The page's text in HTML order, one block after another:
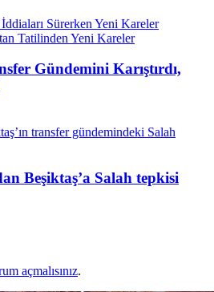
Gündemini Karıştırdı,
Beşiktaş’a Salah tepkisi
açmalısınız.